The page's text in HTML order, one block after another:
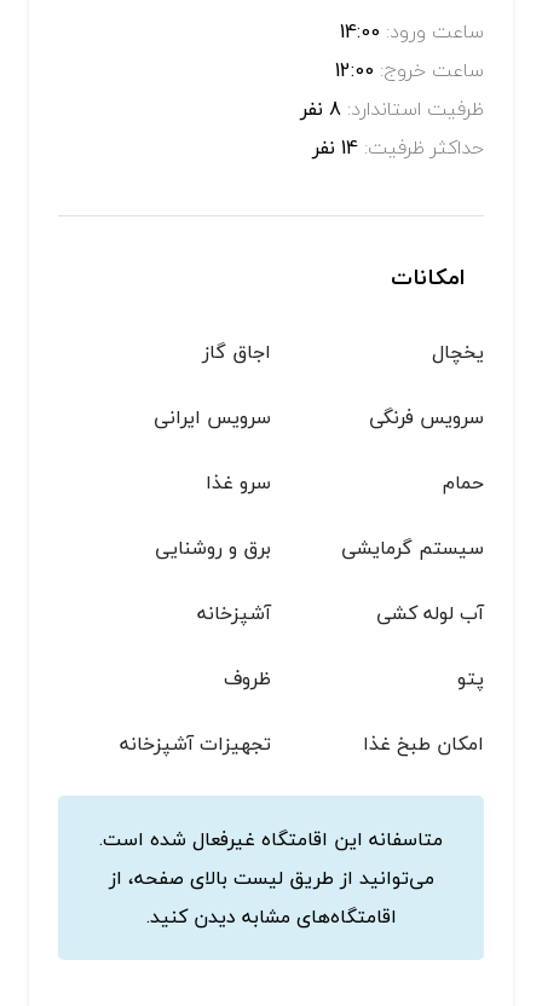
ساعت ورود:
ساعت خروج:
ظرفیت استاندارد:
حداکثر ظرفیت:
امکانات
یخچال
اجاق گاز
سرویس فرنگی
سرویس ایرانی
حمام
سرو غذا
سیستم گرمایشی
برق و روشنایی
آب لوله کشی
آشپزخانه
پتو
ظروف
امکان طبخ غذا
تجهیزات آشپزخانه
متاسفانه این اقامتگاه غیرفعال شده است.
می‌توانید از طریق لیست بالای صفحه، از
اقامتگاه‌های مشابه دیدن کنید.